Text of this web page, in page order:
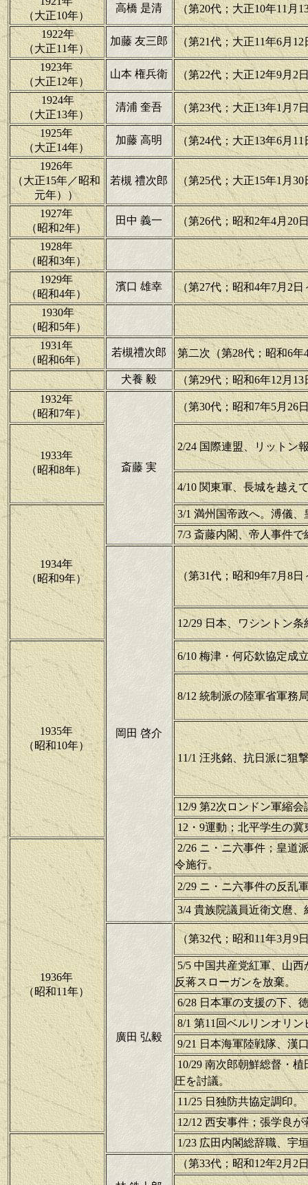
（大正10年）
高橋 是清 （第20代；大正10年11月
1922年
（大正11年）
加藤 友三郎 （第21代；大正11年6月
1923年
（大正12年）
山本 権兵衛 （第22代；大正12年9月2
1924年
（大正13年）
清浦 奎吾 （第23代；大正13年1月7
1925年
（大正14年）
加藤 高明 （第24代；大正13年6月
1926年
（大正15年／昭和
元年））
若槻 禮次郎 （第25代；大正15年1月30
1927年
（昭和2年）
田中 義一 （第26代；昭和2年4月20
1928年
（昭和3年）
1929年
（昭和4年）
濱口 雄幸 （第27代；昭和4年7月2
1930年
（昭和5年）
1931年
（昭和6年）
若槻禮次郎 第二次（第28代；昭和6年
犬養 毅
（第29代；昭和6年12月
1932年
（昭和7年）
斎藤 実
（第30代；昭和7年5月26
1933年
（昭和8年）
2/24 国際連盟、リットン
4/10 関東軍、長城を越え
1934年
（昭和9年）
3/1 満州国帝政へ。溥儀、
7/3 斎藤内閣、帝人事件で
岡田 啓介
（第31代；昭和9年7月8
12/29 日本、ワシントン
1935年
（昭和10年）
6/10 梅津・何応欽協定成
8/12 統制派の陸軍省軍務
11/1 汪兆銘、抗日派に狙
12/9 第2次ロンドン軍縮
12・9運動；北平学生の
1936年
（昭和11年）
2/26 ニ・ニ六事件；皇道
令施行。
2/29 ニ・ニ六事件の反乱
3/4 貴族院議員近衛文麿
廣田 弘毅
（第32代；昭和11年3月9
5/5 中国共産党紅軍、山
反蒋スローガンを放棄。
6/28 日本軍の支援の下、
8/1 第11回ベルリンオリ
9/21 日本海軍陸戦隊、漢
10/29 南次郎朝鮮総督・
圧を討議。
11/25 日独防共協定調印。
12/12 西安事件；張学良
1/23 広田内閣総辞職、宇
（第33代；昭和12年2月2